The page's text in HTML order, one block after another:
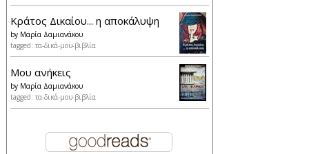
Κράτος Δικαίου... η αποκάλυψη
by Μαρία Δαμιανάκου
tagged: τα-δικά-μου-βιβλία
Μου ανήκεις
by Μαρία Δαμιανάκου
tagged: τα-δικά-μου-βιβλία